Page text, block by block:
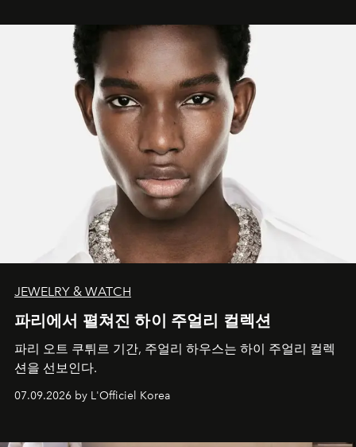
JEWELRY & WATCH
파리에서 펼쳐진 하이 주얼리 컬렉션
파리 오트 쿠튀르 기간, 주얼리 하우스는 하이 주얼리 컬렉
션을 선보인다.
07.09.2026 by L'Officiel Korea